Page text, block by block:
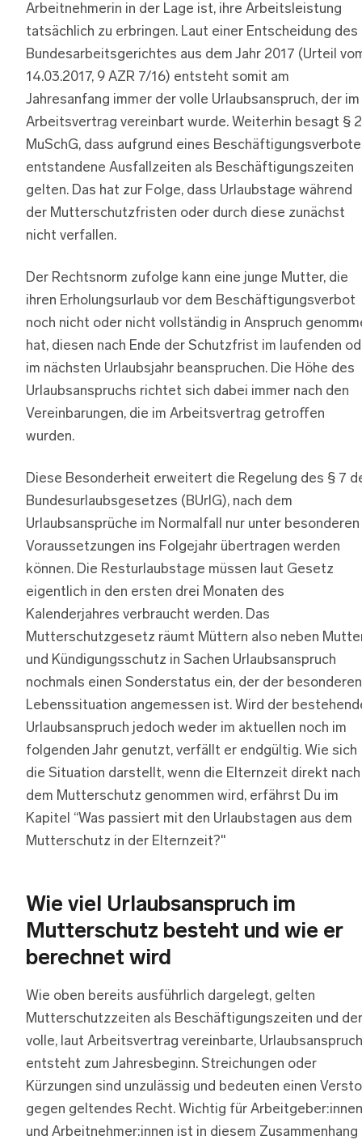
Arbeitnehmerin in der Lage ist, ihre Arbeitsleistung
tatsächlich zu erbringen. Laut einer Entscheidung des
Bundesarbeitsgerichtes aus dem Jahr 2017 (Urteil
14.03.2017, 9 AZR 7/16) entsteht somit am
Jahresanfang immer der volle Urlaubsanspruch, der im
Arbeitsvertrag vereinbart wurde. Weiterhin besagt §
MuSchG, dass aufgrund eines
entstandene Ausfallzeiten als Beschäftigungszeiten
gelten. Das hat zur Folge, dass Urlaubstage während
der Mutterschutzfristen oder durch diese zunächst
nicht verfallen.
Der Rechtsnorm zufolge kann eine junge Mutter, die
ihren Erholungsurlaub vor dem Beschäftigungsverbot
noch nicht oder nicht vollständig in Anspruch
hat, diesen nach Ende der Schutzfrist im laufenden
im nächsten Urlaubsjahr beanspruchen. Die Höhe des
Urlaubsanspruchs richtet sich dabei immer nach den
Vereinbarungen, die im Arbeitsvertrag getroffen
wurden.
Diese Besonderheit erweitert die Regelung des § 7
Bundesurlaubsgesetzes (BUrlG), nach dem
Urlaubsansprüche im Normalfall nur unter besonderen
Voraussetzungen ins Folgejahr übertragen werden
können. Die Resturlaubstage müssen laut Gesetz
eigentlich in den ersten drei Monaten des
Kalenderjahres verbraucht werden. Das
Mutterschutzgesetz räumt Müttern also neben
und Kündigungsschutz in Sachen Urlaubsanspruch
nochmals einen Sonderstatus ein, der der besonderen
Lebenssituation angemessen ist. Wird der
Urlaubsanspruch jedoch weder im aktuellen noch im
folgenden Jahr genutzt, verfällt er endgültig. Wie sich
die Situation darstellt, wenn die Elternzeit direkt nach
dem Mutterschutz genommen wird, erfährst Du im
Kapitel “Was passiert mit den Urlaubstagen aus dem
Mutterschutz in der Elternzeit?"
Wie viel Urlaubsanspruch im
Mutterschutz besteht und wie er
berechnet wird
Wie oben bereits ausführlich dargelegt, gelten
Mutterschutzzeiten als Beschäftigungszeiten und der
volle, laut Arbeitsvertrag vereinbarte, Urlaubsanspruch
entsteht zum Jahresbeginn. Streichungen oder
Kürzungen sind unzulässig und bedeuten einen
gegen geltendes Recht. Wichtig für Arbeitgeber:innen
und Arbeitnehmer:innen ist in diesem Zusammenhang